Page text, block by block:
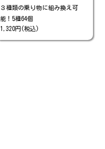
３種類の乗り物に組み換え可
能！5種64個
1,320円(税込)